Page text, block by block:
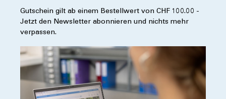
Gutschein gilt ab einem Bestellwert von CHF 100.00 -
Jetzt den Newsletter abonnieren und nichts mehr
verpassen.